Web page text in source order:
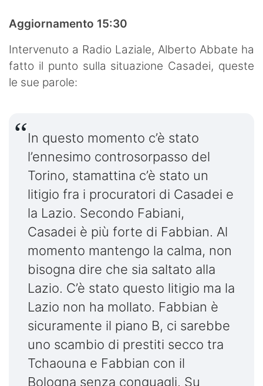
Aggiornamento 15:30
Intervenuto a Radio Laziale, Alberto Abbate ha
fatto il punto sulla situazione Casadei, queste
le sue parole:
In questo momento c’è stato
l’ennesimo controsorpasso del
Torino, stamattina c’è stato un
litigio fra i procuratori di Casadei e
la Lazio. Secondo Fabiani,
Casadei è più forte di Fabbian. Al
momento mantengo la calma, non
bisogna dire che sia saltato alla
Lazio. C’è stato questo litigio ma la
Lazio non ha mollato. Fabbian è
sicuramente il piano B, ci sarebbe
uno scambio di prestiti secco tra
Tchaouna e Fabbian con il
Bologna senza conguagli. Su